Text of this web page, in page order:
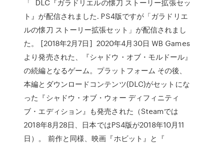
「 DLC『ガラドリエルの懐刀 ストーリー拡張セッ
ト』が配信されました. PS4版ですが「ガラドリエ
ルの懐刀 ストーリー拡張セット」が配信されまし
た。 [2018年2月7日] 2020年4月30日 WB Games
より発売された、『シャドウ・オブ・モルドール』
の続編となるゲーム。プラットフォーム その後、
本編とダウンロードコンテンツ(DLC)がセットにな
った『シャドウ・オブ・ウォー ディフィニティ
ブ・エディション』も発売された（Steamでは
2018年8月28日、日本ではPS4版が2018年10月11
日）。 前作と同様、映画『ホビット』と『